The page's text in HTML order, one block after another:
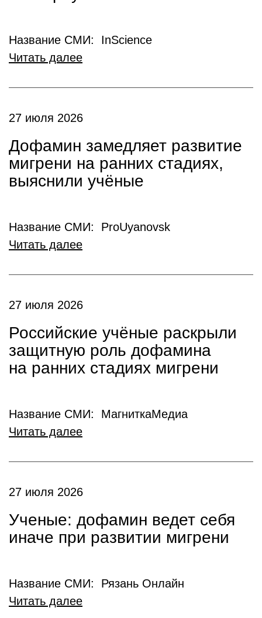
Название СМИ: InScience
Читать далее
27 июля 2026
Дофамин замедляет развитие
мигрени на ранних стадиях,
выяснили учёные
Название СМИ: ProUyanovsk
Читать далее
27 июля 2026
Российские учёные раскрыли
защитную роль дофамина
на ранних стадиях мигрени
Название СМИ: МагниткаМедиа
Читать далее
27 июля 2026
Ученые: дофамин ведет себя
иначе при развитии мигрени
Название СМИ: Рязань Онлайн
Читать далее